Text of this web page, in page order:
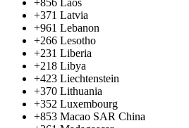
+371 Latvia
+961 Lebanon
+266 Lesotho
+231 Liberia
+218 Libya
+423 Liechtenstein
+370 Lithuania
+352 Luxembourg
+853 Macao SAR China